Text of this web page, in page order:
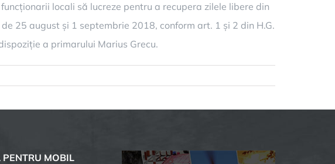
locali să lucreze pentru a recupera zilele libere din
25 august și 1 septembrie 2018, conform art. 1 și 2 din H.G.
a primarului Marius Grecu.
MOBIL